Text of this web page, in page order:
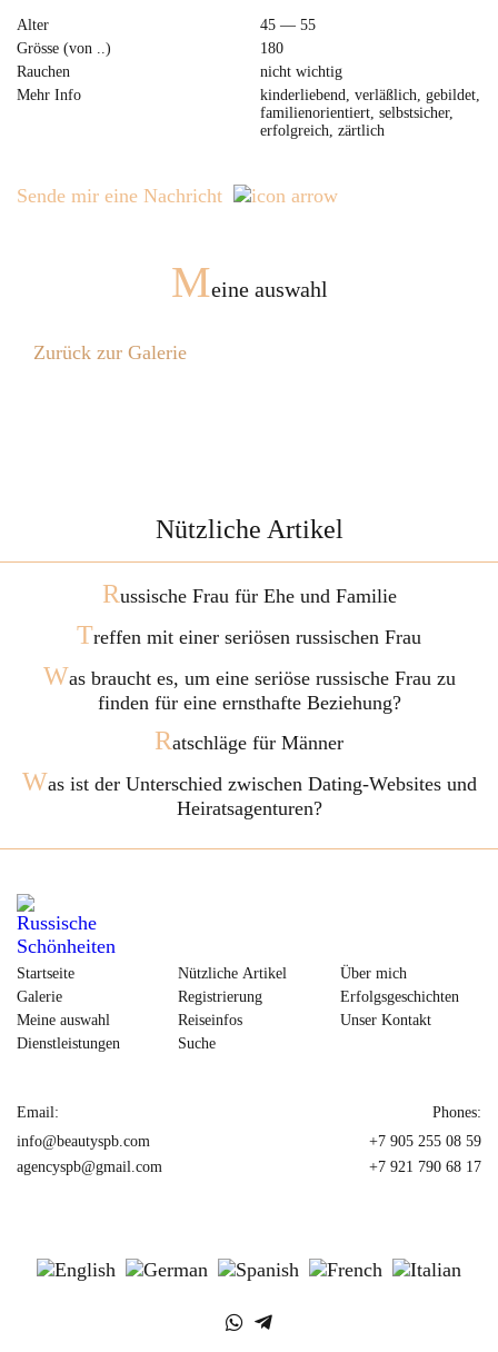
Alter
45 — 55
Grösse (von ..)
180
Rauchen
nicht wichtig
Mehr Info
kinderliebend, verläßlich, gebildet,
familienorientiert, selbstsicher,
erfolgreich, zärtlich
Sende mir eine Nachricht
Meine auswahl
Zurück zur Galerie
Nützliche Artikel
Russische Frau für Ehe und Familie
Treffen mit einer seriösen russischen Frau
Was braucht es, um eine seriöse russische Frau zu
finden für eine ernsthafte Beziehung?
Ratschläge für Männer
Was ist der Unterschied zwischen Dating-Websites und
Heiratsagenturen?
Startseite
Galerie
Meine auswahl
Dienstleistungen
Nützliche Artikel
Registrierung
Reiseinfos
Suche
Über mich
Erfolgsgeschichten
Unser Kontakt
Email:
info@beautyspb.com
agencyspb@gmail.com
Phones:
+7 905 255 08 59
+7 921 790 68 17